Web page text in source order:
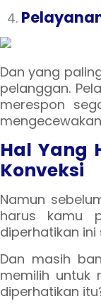
Dan yang
pelanggan.
merespon
Hal Yang
Konveksi
Namun
harus kamu
diperhatikan
Dan masih
memilih untuk
diperhatikan